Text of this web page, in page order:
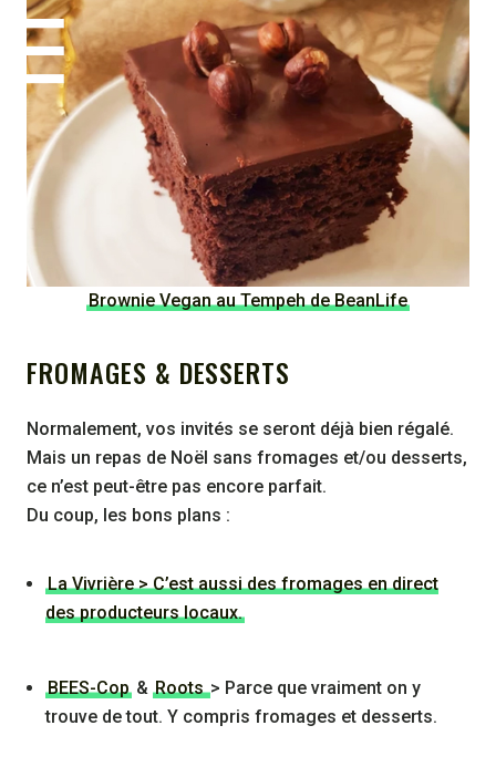
Brownie Vegan au Tempeh de BeanLife
FROMAGES & DESSERTS
Normalement, vos invités se seront déjà bien régalé.
Mais un repas de Noël sans fromages et/ou desserts,
ce n’est peut-être pas encore parfait.
Du coup, les bons plans :
La Vivrière > C’est aussi des fromages en direct
des producteurs locaux.
BEES-Cop & Roots> Parce que vraiment on y
trouve de tout. Y compris fromages et desserts.